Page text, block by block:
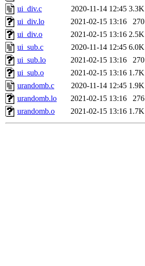
ui_div.c
2020-11-14 12:45 3.3K
ui_div.lo
2021-02-15 13:16
270
ui_div.o
2021-02-15 13:16 2.5K
ui_sub.c
2020-11-14 12:45 6.0K
ui_sub.lo
2021-02-15 13:16
270
ui_sub.o
2021-02-15 13:16 1.7K
urandomb.c
2020-11-14 12:45 1.9K
urandomb.lo
2021-02-15 13:16
276
urandomb.o
2021-02-15 13:16 1.7K